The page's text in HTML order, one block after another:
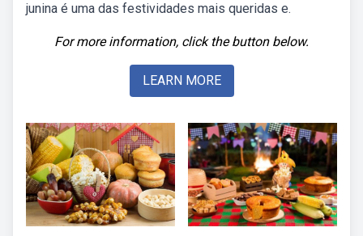
junina é uma das festividades mais queridas e.
For more information, click the button below.
LEARN MORE